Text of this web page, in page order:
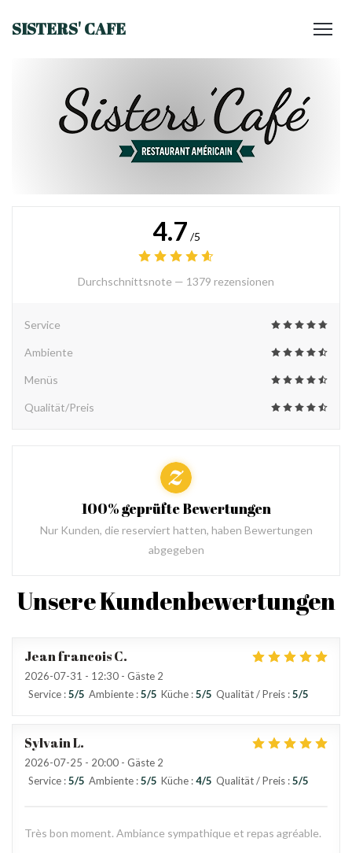
SISTERS' CAFE
Unsere Kundenbewertungen
Jean francoisC
2026-07-31 - 12:30 - Gäste 2
Service :5/5 Ambiente :5/5 Küche :5/5 Qualität / Preis :5/5
SylvainL
2026-07-25 - 20:00 - Gäste 2
Service :5/5 Ambiente :5/5 Küche :4/5 Qualität / Preis :5/5
Très bon moment. Ambiance sympathique et repas agréable.
4.7 /5
Durchschnittsnote — 1379 rezensionen
Service
Ambiente
Menüs
Qualität/Preis
100% geprüfte Bewertungen
Nur Kunden, die reserviert hatten, haben Bewertungen
abgegeben